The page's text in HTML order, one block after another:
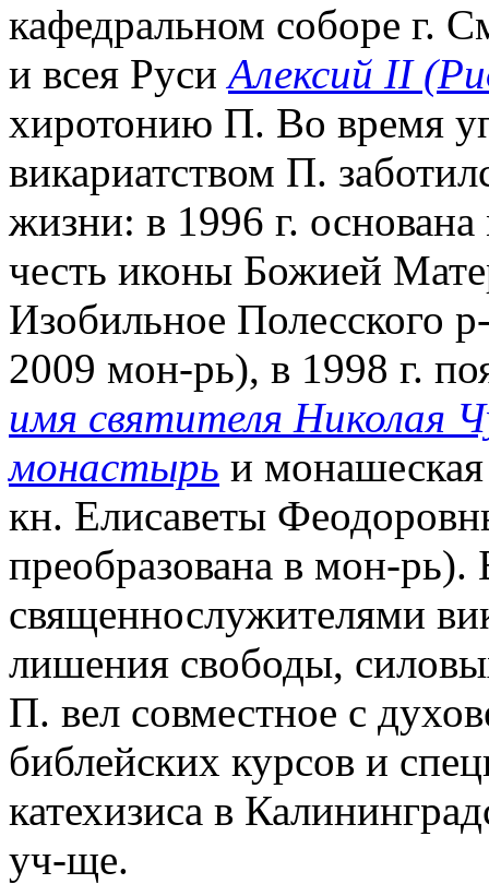
кафедральном соборе г.
и всея РусиАлексий II
хиротонию П. Во время
викариатством П.
жизни: в 1996 г.
честь иконы Божией
Изобильное Полесского
2009 мон-рь), в 1998 г.
имя святителя Николая
монастырь и
кн. Елисаветы
преобразована в мон-
священнослужителями
лишения свободы,
П. вел совместное с
библейских курсов и
катехизиса в
уч-ще.